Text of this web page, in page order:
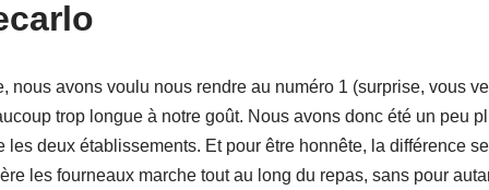
nous avons voulu nous rendre au numéro 1 (surprise, vous
trop longue à notre goût. Nous avons donc été un peu
les deux établissements. Et pour être honnête, la différence
les fourneaux marche tout au long du repas, sans pour